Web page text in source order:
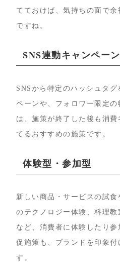
てておけば、気持ちの面で余
ですね。
SNS連動キャンペーン
SNSから特定のハッシュタ
ペーンや、フォロワー限定
は、施策が終了した後も消
てるおすすめの施策です。
体験型・参加型
新しい商品・サービスの試
のテクノロジー体験、料理
など、消費者に体験したり
促施策も、ブランドを印象
す。